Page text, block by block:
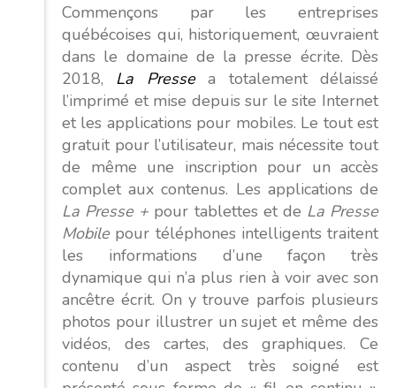
Commençons par les entreprises
québécoises qui, historiquement, œuvraient
dans le domaine de la presse écrite. Dès
2018, La Pressea totalement délaissé
l’imprimé et mise depuis sur le site Internet
et les applications pour mobiles. Le tout est
gratuit pour l’utilisateur, mais nécessite tout
de même une inscription pour un accès
complet aux contenus. Les applications de
La Presse + pour tablettes et de La Presse
Mobile pour téléphones intelligents traitent
les informations d’une façon très
dynamique qui n’a plus rien à voir avec son
ancêtre écrit. On y trouve parfois plusieurs
photos pour illustrer un sujet et même des
vidéos, des cartes, des graphiques. Ce
contenu d’un aspect très soigné est